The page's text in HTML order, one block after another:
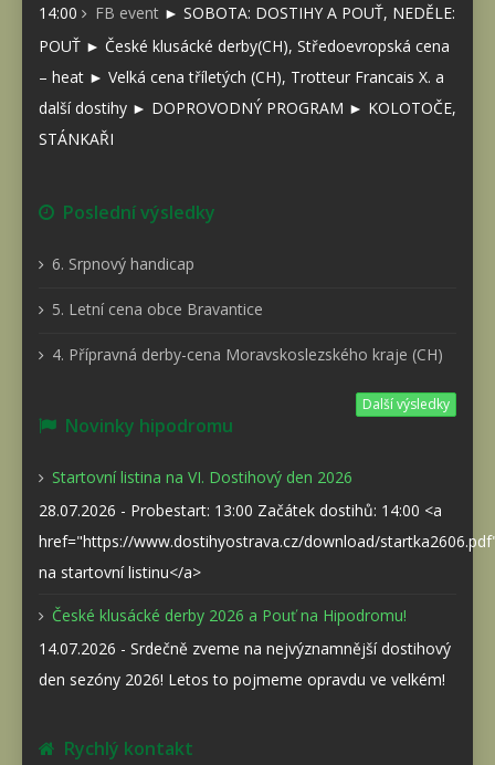
14:00
FB event ► SOBOTA: DOSTIHY A POUŤ, NEDĚLE:
POUŤ ► České klusácké derby(CH), Středoevropská cena
– heat ► Velká cena tříletých (CH), Trotteur Francais X. a
další dostihy ► DOPROVODNÝ PROGRAM ► KOLOTOČE,
STÁNKAŘI
Poslední výsledky
6. Srpnový handicap
5. Letní cena obce Bravantice
4. Přípravná derby-cena Moravskoslezského kraje (CH)
Další výsledky
Novinky hipodromu
Startovní listina na VI. Dostihový den 2026
28.07.2026 - Probestart: 13:00 Začátek dostihů: 14:00 <a
href="https://www.dostihyostrava.cz/download/
na startovní listinu</a>
České klusácké derby 2026 a Pouť na Hipodromu!
14.07.2026 - Srdečně zveme na nejvýznamnější dostihový
den sezóny 2026! Letos to pojmeme opravdu ve velkém!
Rychlý kontakt